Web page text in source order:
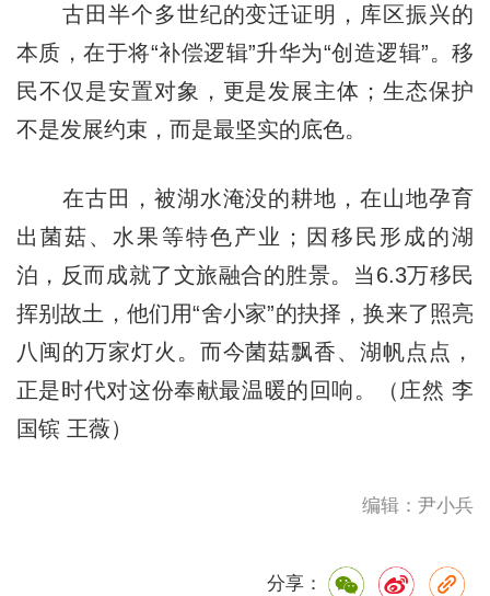
古田半个多世纪的变迁证明，库区振兴的
本质，在于将“补偿逻辑”升华为“创造逻辑”。移
民不仅是安置对象，更是发展主体；生态保护
不是发展约束，而是最坚实的底色。
在古田，被湖水淹没的耕地，在山地孕育
出菌菇、水果等特色产业；因移民形成的湖
泊，反而成就了文旅融合的胜景。当6.3万移民
挥别故土，他们用“舍小家”的抉择，换来了照亮
八闽的万家灯火。而今菌菇飘香、湖帆点点，
正是时代对这份奉献最温暖的回响。（庄然 李
国镔 王薇）
编辑：尹小兵
分享：